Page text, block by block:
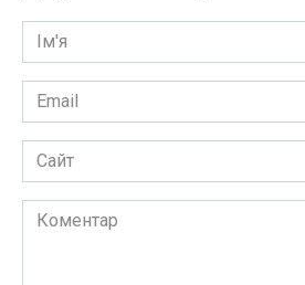
Ім'я
*
Email
*
Сайт
Коментар